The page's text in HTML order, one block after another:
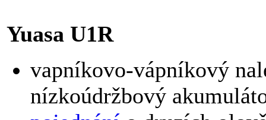
Yuasa U1R
vapníkovo-vápníkový
nízkoúdržbový